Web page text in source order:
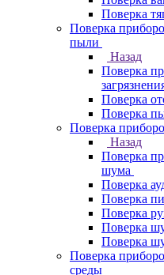
Поверка
Поверка
пыли
Назад
Поверка
Поверка
Поверка
Поверка
Назад
Поверка
шума
Поверка
Поверка
Поверка
Поверка
Поверка
Поверка
среды